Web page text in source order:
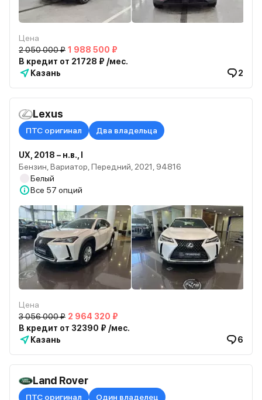
Цена
2 050 000 ₽ 1 988 500 ₽
В кредит от 21728 ₽ /мес.
Казань
2
Lexus
ПТС оригинал Два владельца
UX, 2018 – н.в., I
Бензин, Вариатор, Передний, 2021, 94816
Белый
Все 57 опций
Цена
3 056 000 ₽ 2 964 320 ₽
В кредит от 32390 ₽ /мес.
Казань
6
Land Rover
ПТС оригинал Один владелец